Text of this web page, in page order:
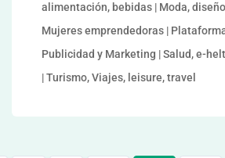
alimentación, bebidas | Moda,
Mujeres emprendedoras |
Publicidad y Marketing | Salud, e-
| Turismo, Viajes, leisure, travel